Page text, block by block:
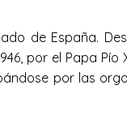
de España.
por el Papa Pío
por las